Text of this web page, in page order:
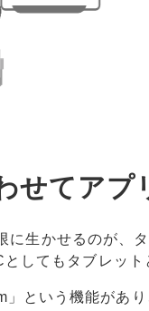
せてアプ
生かせるのが、
してもタブレット
という機能があ